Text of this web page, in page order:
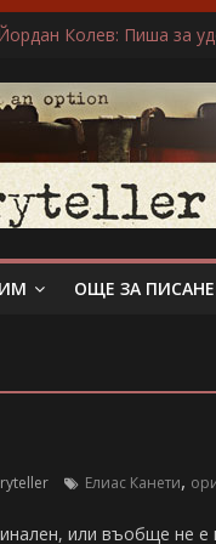
Колев: Пиша за
може би той въобще
ти нося подарък,
Невена Митрополитска:
ОЩЕ ЗА
Елиас Канети,
или въобще не е